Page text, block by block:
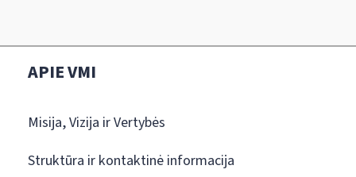
APIE VMI
Misija, Vizija ir Vertybės
Struktūra ir kontaktinė informacija